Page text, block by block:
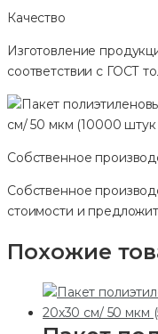
Качество
Изготовление
соответствии с ГОСТ
Собственное
Собственное
стоимости и
Похожие